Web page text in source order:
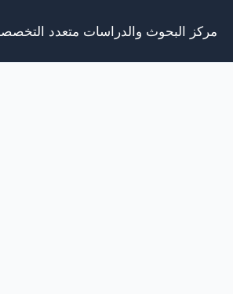
مركز البحوث والدراسات متعدد